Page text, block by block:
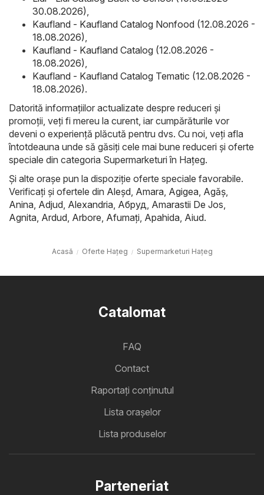
30.08.2026)
Kaufland - Kaufland Catalog Nonfood (12.08.2026 -
18.08.2026)
Kaufland - Kaufland Catalog (12.08.2026 -
18.08.2026)
Kaufland - Kaufland Catalog Tematic (12.08.2026 -
18.08.2026).
Datorită informațiilor actualizate despre reduceri și
promoții, veți fi mereu la curent, iar cumpărăturile vor
deveni o experiență plăcută pentru dvs. Cu noi, veți afla
întotdeauna unde să găsiți cele mai bune reduceri și oferte
speciale din categoria Supermarketuri în Haţeg.
Și alte orașe pun la dispoziție oferte speciale favorabile.
Verificați și ofertele din Aleşd Amara Agigea Agăş
Anina Adjud Alexandria Абруд Amarastii De Jos
Agnita Ardud Arbore Afumaţi Apahida Aiud.
Acasă Oferte Haţeg Supermarketuri Haţeg
Catalomat
FAQ
Contact
Raportați conținutul
Lista oraşelor
Lista produselor
Parteneriat